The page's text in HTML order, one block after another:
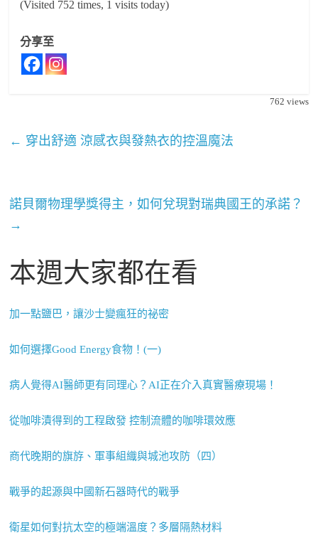
(Visited 752 times, 1 visits today)
分享至
762 views
← 穿出舒適 涼感衣與發熱衣的控溫魔法
諾貝爾物理學獎得主，如何兌現對瑞典國王的承諾？
→
本週大家都在看
加一點鹽巴，讓沙士變瘋狂的祕密
如何選擇Good Energy食物！(一)
病人覺得AI醫師更有同理心？AI正在介入真實醫療現場！
從咖啡漬得到的工程啟發 控制流體的咖啡環效應
商代晚期的旗斿、軍事組織與城池攻防（四）
戰爭的起源與中國新石器時代的戰爭
衛星如何對抗太空的極端溫度？多層隔熱材料